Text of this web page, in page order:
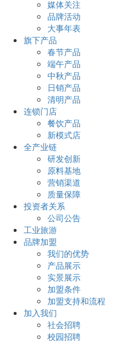
媒体关注
品牌活动
大事年表
旗下产品
春节产品
端午产品
中秋产品
日销产品
清明产品
连锁门店
餐饮产品
新模式店
全产业链
研发创新
原料基地
营销渠道
质量保障
投资者关系
公司公告
工业旅游
品牌加盟
我们的优势
产品展示
实景展示
加盟条件
加盟支持和流程
加入我们
社会招聘
校园招聘